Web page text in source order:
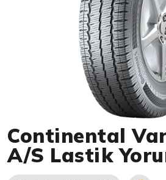
Continental
A/S Lastik